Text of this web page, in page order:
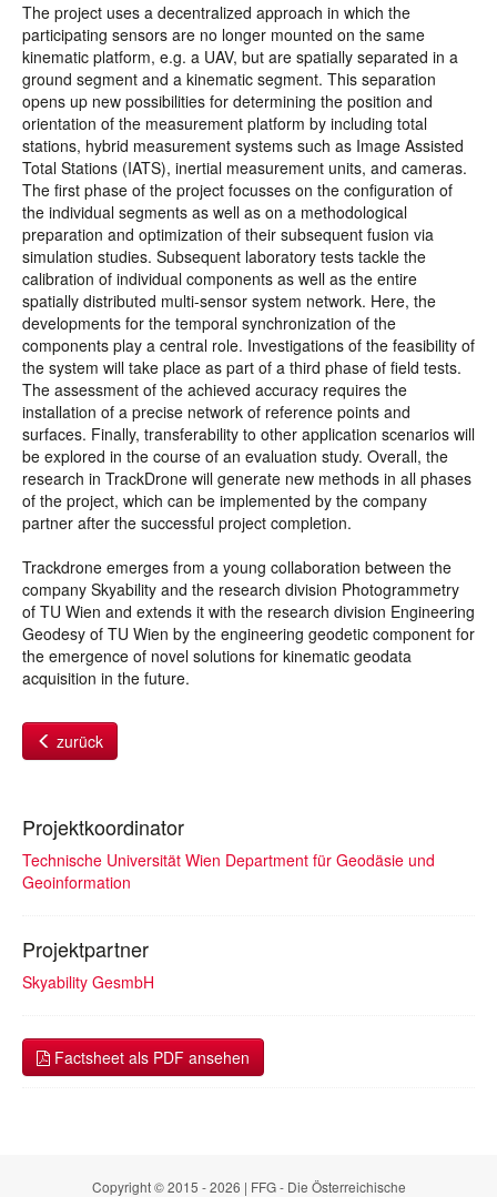
The project uses a decentralized approach in which the
participating sensors are no longer mounted on the same
kinematic platform, e.g. a UAV, but are spatially separated in a
ground segment and a kinematic segment. This separation
opens up new possibilities for determining the position and
orientation of the measurement platform by including total
stations, hybrid measurement systems such as Image Assisted
Total Stations (IATS), inertial measurement units, and cameras.
The first phase of the project focusses on the configuration of
the individual segments as well as on a methodological
preparation and optimization of their subsequent fusion via
simulation studies. Subsequent laboratory tests tackle the
calibration of individual components as well as the entire
spatially distributed multi-sensor system network. Here, the
developments for the temporal synchronization of the
components play a central role. Investigations of the feasibility of
the system will take place as part of a third phase of field tests.
The assessment of the achieved accuracy requires the
installation of a precise network of reference points and
surfaces. Finally, transferability to other application scenarios will
be explored in the course of an evaluation study. Overall, the
research in TrackDrone will generate new methods in all phases
of the project, which can be implemented by the company
partner after the successful project completion.
Trackdrone emerges from a young collaboration between the
company Skyability and the research division Photogrammetry
of TU Wien and extends it with the research division Engineering
Geodesy of TU Wien by the engineering geodetic component for
the emergence of novel solutions for kinematic geodata
acquisition in the future.
zurück
Projektkoordinator
Technische Universität Wien Department für Geodäsie und
Geoinformation
Projektpartner
Skyability GesmbH
Factsheet als PDF ansehen
Copyright © 2015 - 2026 | FFG - Die Österreichische